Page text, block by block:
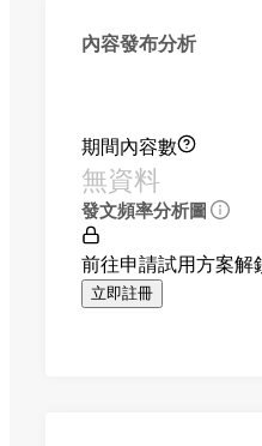
內容發布分析
期間內容數
無資料
發文頻率分析圖
前往申請試用方案解
立即註冊